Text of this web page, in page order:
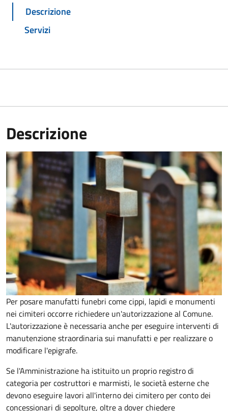
Descrizione
Servizi
Descrizione
Per posare manufatti funebri come cippi, lapidi e monumenti
nei cimiteri occorre richiedere un'autorizzazione al Comune.
L'autorizzazione è necessaria anche per eseguire interventi di
manutenzione straordinaria sui manufatti e per realizzare o
modificare l'epigrafe.
Se l'Amministrazione ha istituito un proprio registro di
categoria per costruttori e marmisti, le società esterne che
devono eseguire lavori all'interno dei cimitero per conto dei
concessionari di sepolture, oltre a dover chiedere